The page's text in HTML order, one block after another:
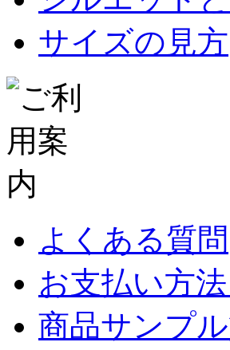
サイズの見方
よくある質問
お支払い方
商品サンプ